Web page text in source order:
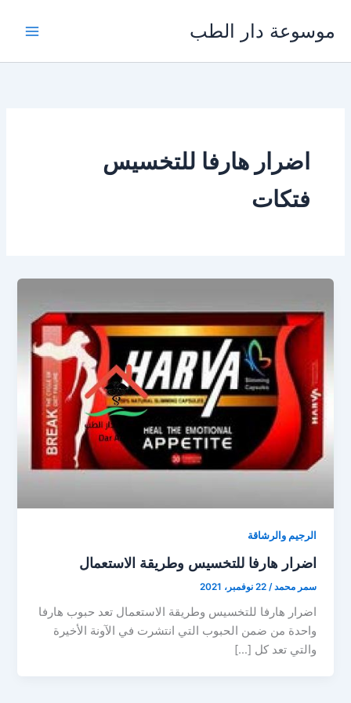
المحتوى
موسوعة دار الطب
اضرار هارفا للتخسيس
فتكات
الرجيم والرشاقة
اضرار هارفا للتخسيس وطريقة الاستعمال
سمر محمد/22 نوفمبر، 2021
اضرار هارفا للتخسيس وطريقة الاستعمال تعد حبوب هارفا
واحدة من ضمن الحبوب التي انتشرت في الآونة الأخيرة
والتي تعد كل […]